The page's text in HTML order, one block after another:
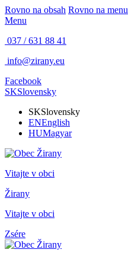
Rovno na obsah Rovno na menu
Menu
037 / 631 88 41
info@zirany.eu
Facebook
SKSlovensky
SKSlovensky
ENEnglish
HUMagyar
Vitajte v obci
Žirany
Vitajte v obci
Zsére